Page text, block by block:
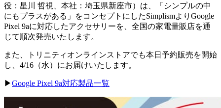
役：星川 哲視、本社：埼玉県新座市）は、「シンプルの中
にもプラスがある」をコンセプトにしたSimplismよりGoogle
Pixel 9aに対応したアクセサリーを、全国の家電量販店を通
じて順次発売いたします。
また、トリニティオンラインストアでも本日予約販売を開始
し、4/16（水）にお届けいたします。
▶︎Google Pixel 9a対応製品一覧